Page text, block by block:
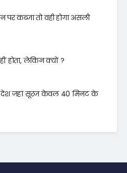
पर कब्जा तो वही होगा असली
होता, लेकिन क्यों ?
देश जहां सूरज केवल 40 मिनट के